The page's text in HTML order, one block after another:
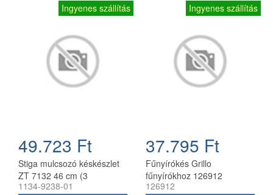
Ingyenes szállítás
49.723 Ft
Stiga mulcsozó késkészlet
ZT 7132 46 cm (3
db/csomag) 1134-9238-01
1134-9238-01
Ingyenes szállítás
37.795 Ft
Fűnyírókés Grillo
fűnyírókhoz 126912
126912